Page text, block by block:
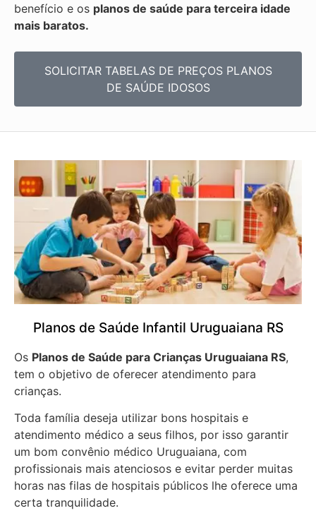
benefício e os planos de saúde para terceira idade
mais baratos.
SOLICITAR TABELAS DE PREÇOS PLANOS
DE SAÚDE IDOSOS
Planos de Saúde Infantil Uruguaiana RS
Os Planos de Saúde para Crianças Uruguaiana RS,
tem o objetivo de oferecer atendimento para
crianças.
Toda família deseja utilizar bons hospitais e
atendimento médico a seus filhos, por isso garantir
um bom convênio médico Uruguaiana, com
profissionais mais atenciosos e evitar perder muitas
horas nas filas de hospitais públicos lhe oferece uma
certa tranquilidade.